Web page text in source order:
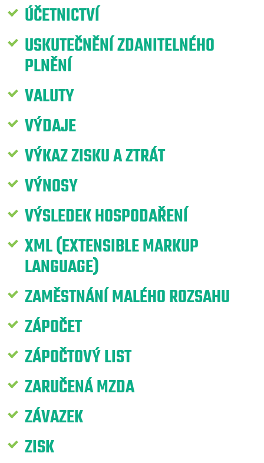
ÚČETNICTVÍ
USKUTEČNĚNÍ ZDANITELNÉHO
PLNĚNÍ
VALUTY
VÝDAJE
VÝKAZ ZISKU A ZTRÁT
VÝNOSY
VÝSLEDEK HOSPODAŘENÍ
XML (EXTENSIBLE MARKUP
LANGUAGE)
ZAMĚSTNÁNÍ MALÉHO ROZSAHU
ZÁPOČET
ZÁPOČTOVÝ LIST
ZARUČENÁ MZDA
ZÁVAZEK
ZISK